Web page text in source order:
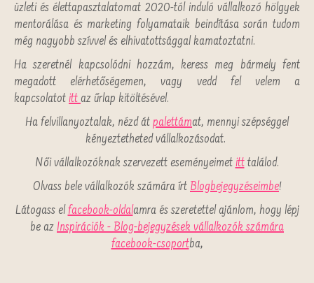
üzleti és élettapasztalatomat 2020-tól induló vállalkozó hölgyek
mentorálása és marketing folyamataik beindítása során tudom
még nagyobb szívvel és elhivatottsággal kamatoztatni.
Ha szeretnél kapcsolódni hozzám, keress meg bármely fent
megadott elérhetőségemen, vagy vedd fel velem a
kapcsolatot ittaz űrlap kitöltésével.
Ha felvillanyoztalak, nézd át palettámat, mennyi szépséggel
kényeztetheted vállalkozásodat.
Női vállalkozóknak szervezett eseményeimetitttalálod.
Olvass bele vállalkozók számára írt Blogbejegyzéseimbe!
Látogass elfacebook-oldalamra és szeretettel ajánlom, hogy lépj
be az Inspirációk - Blog-bejegyzések vállalkozók számára
facebook-csoportba,